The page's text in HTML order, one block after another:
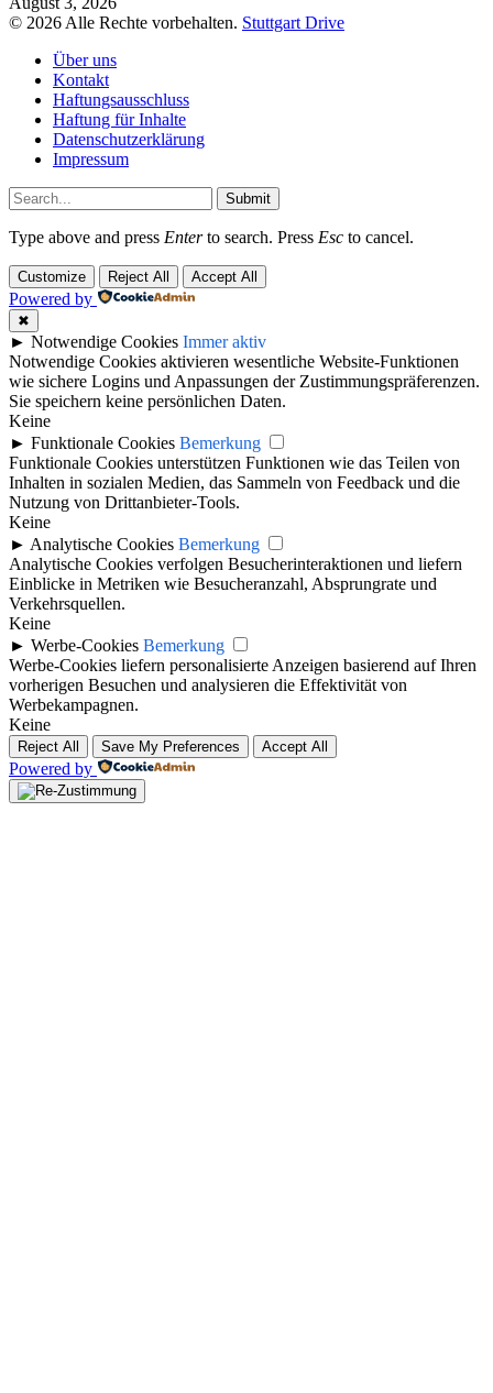
© 2026 Alle Rechte vorbehalten. Stuttgart Drive
Über uns
Kontakt
Haftungsausschluss
Haftung für Inhalte
Datenschutzerklärung
Impressum
Submit
Type above and press Enterto search. Press Esc to cancel.
Customize Reject All Accept All
Powered by
✖
► Notwendige Cookies Immer aktiv
Notwendige Cookies aktivieren wesentliche Website-Funktionen
wie sichere Logins und Anpassungen der Zustimmungspräferenzen.
Sie speichern keine persönlichen Daten.
Keine
► Funktionale Cookies Bemerkung
Funktionale Cookies unterstützen Funktionen wie das Teilen von
Inhalten in sozialen Medien, das Sammeln von Feedback und die
Nutzung von Drittanbieter-Tools.
Keine
► Analytische Cookies Bemerkung
Analytische Cookies verfolgen Besucherinteraktionen und liefern
Einblicke in Metriken wie Besucheranzahl, Absprungrate und
Verkehrsquellen.
Keine
► Werbe-Cookies Bemerkung
Werbe-Cookies liefern personalisierte Anzeigen basierend auf Ihren
vorherigen Besuchen und analysieren die Effektivität von
Werbekampagnen.
Keine
Reject All Save My Preferences Accept All
Powered by